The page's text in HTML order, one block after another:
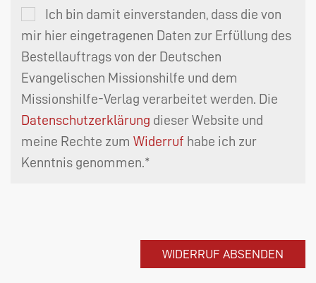
Ich bin damit einverstanden, dass die von
mir hier eingetragenen Daten zur Erfüllung des
Bestellauftrags von der Deutschen
Evangelischen Missionshilfe und dem
Missionshilfe-Verlag verarbeitet werden. Die
Datenschutzerklärung dieser Website und
meine Rechte zum Widerruf habe ich zur
Kenntnis genommen.*